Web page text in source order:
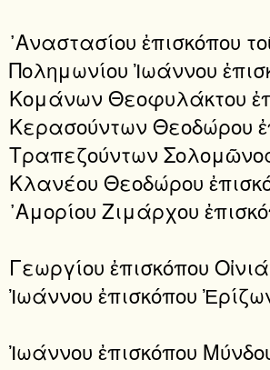
᾿Αναστασίου ἐπισκόπου
Πολημωνίου Ἰωάννου
Κομάνων Θεοφυλάκτου
Κερασούντων Θεοδώρου
Τραπεζούντων
Κλανέου Θεοδώρου
᾿Αμορίου Ζιμάρχου
Γεωργίου ἐπισκόπου
Ἰωάννου ἐπισκόπου
Ἰωάννου ἐπισκόπου